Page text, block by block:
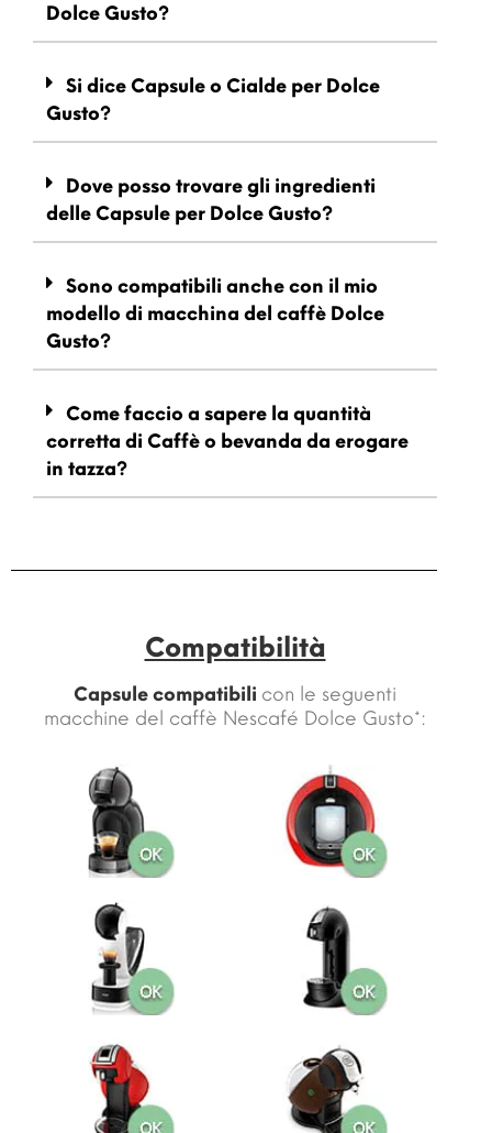
Dolce Gusto?
Si dice Capsule o Cialde per Dolce
Gusto?
Dove posso trovare gli ingredienti
delle Capsule per Dolce Gusto?
Sono compatibili anche con il mio
modello di macchina del caffè Dolce
Gusto?
Come faccio a sapere la quantità
corretta di Caffè o bevanda da erogare
in tazza?
Compatibilità
Capsule compatibili con le seguenti
macchine del caffè Nescafé Dolce Gusto*: